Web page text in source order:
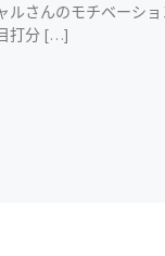
ルさんのモチベーシ
打分 […]